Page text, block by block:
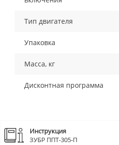
Тип двигателя
Упаковка
Масса, кг
Дисконтная программа
Инструкция
ЗУБР ППТ-305-П